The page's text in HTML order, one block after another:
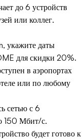
до 6 устройств
или коллег.
укажите даты
для скидки 20%.
в аэропортах
или по любому
сетью с 6
150 Мбит/с.
будет готово к